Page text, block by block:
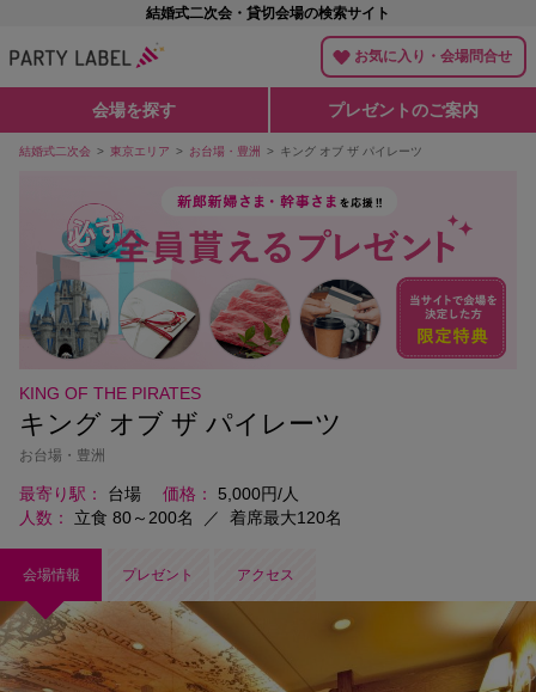
結婚式二次会・貸切会場の検索サイト
お気に入り・会場問合せ
会場を探す プレゼントのご案内
結婚式二次会 東京エリア お台場・豊洲 キング オブ ザ パイレーツ
KING OF THE PIRATES
キング オブ ザ パイレーツ
お台場・豊洲
最寄り駅 台場 価格
5,000円/人
人数
立食 80～200名 ／ 着席最大120名
会場情報 プレゼント アクセス